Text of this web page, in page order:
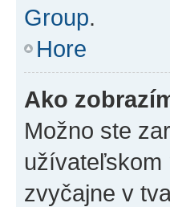
Group.
Hore
Ako
Možno ste
užívateľskom
zvyčajne v